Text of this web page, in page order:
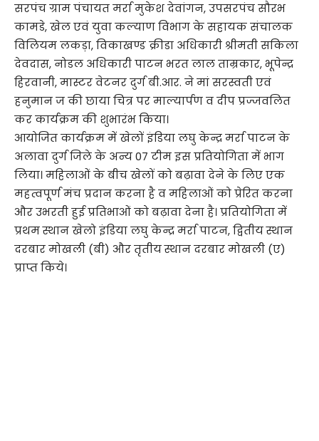
सरपंच ग्राम पंचायत मर्रा मुकेश देवांगन, उपसरपंच सौरभ
कामडे, खेल एवं युवा कल्याण विभाग के सहायक संचालक
विलियम लकड़ा, विकाखण्ड क्रीडा अधिकारी श्रीमती सकिला
देवदास, नोडल अधिकारी पाटन भरत लाल ताम्रकार, भूपेन्द्र
हिरवानी, मास्टर वेटनर दुर्ग बी.आर. ने मां सरस्वती एवं
हनुमान ज की छाया चित्र पर माल्यार्पण व दीप प्रज्जवलित
कर कार्यक्रम की शुभारंभ किया।
आयोजित कार्यक्रम में खेलों इंडिया लघु केन्द्र मर्रा पाटन के
अलावा दुर्ग जिले के अन्य 07 टीम इस प्रतियोगिता में भाग
लिया। महिलाओं के बीच खेलों को बढ़ावा देने के लिए एक
महत्वपूर्ण मंच प्रदान करना है व महिलाओं को प्रेरित करना
और उभरती हुई प्रतिभाओं को बढ़ावा देना है। प्रतियोगिता में
प्रथम स्थान खेलो इंडिया लघु केन्द्र मर्रा पाटन, द्वितीय स्थान
दरबार मोखली (बी) और तृतीय स्थान दरबार मोखली (ए)
प्राप्त किये।